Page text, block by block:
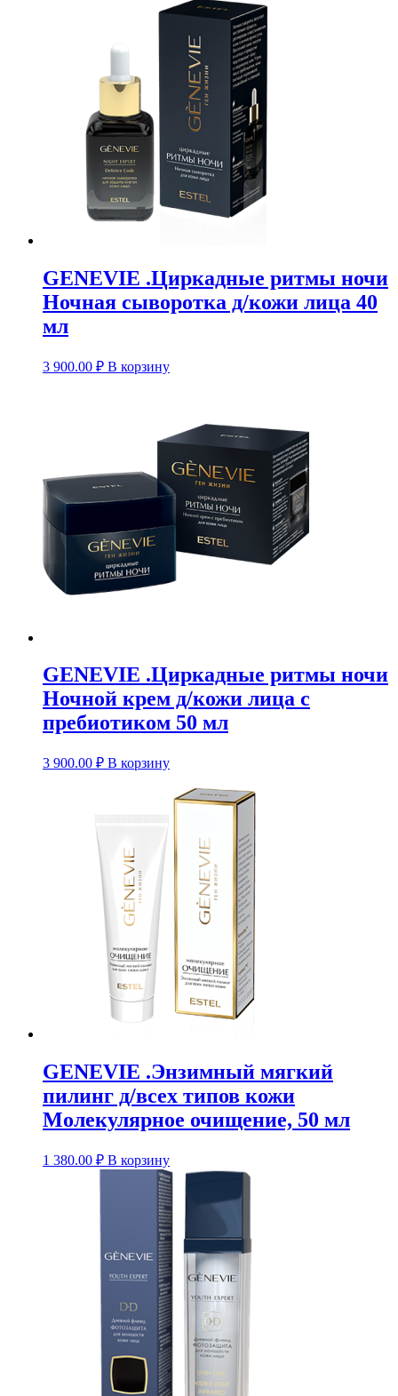
GENEVIE .Циркадные ритмы ночи
Ночная сыворотка д/кожи лица 40
мл
3 900.00 ₽ В корзину
GENEVIE .Циркадные ритмы ночи
Ночной крем д/кожи лица с
пребиотиком 50 мл
3 900.00 ₽ В корзину
GENEVIE .Энзимный мягкий
пилинг д/всех типов кожи
Молекулярное очищение, 50 мл
1 380.00 ₽ В корзину